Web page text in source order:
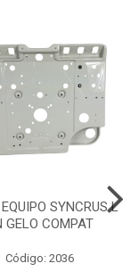
SYNCRUS L
GELO COMPAT
Código: 2036